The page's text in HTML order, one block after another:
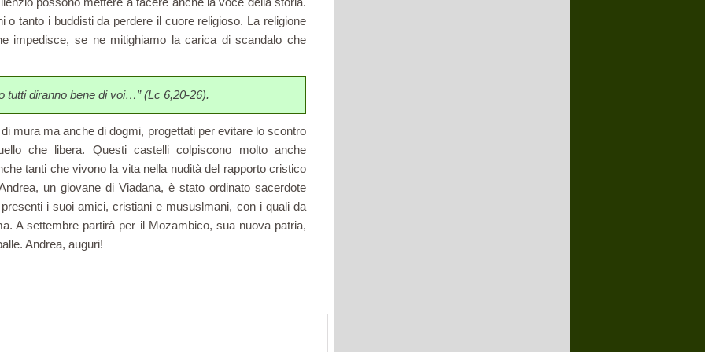
o tanto i buddisti da perdere il cuore religioso. La religione
impedisce, se ne mitighiamo la carica di scandalo che
tutti diranno bene di voi…” (Lc 6,20-26).
mura ma anche di dogmi, progettati per evitare lo scontro
che libera. Questi castelli colpiscono molto anche
tanti che vivono la vita nella nudità del rapporto cristico
un giovane di Viadana, è stato ordinato sacerdote
i suoi amici, cristiani e mususlmani, con i quali da
A settembre partirà per il Mozambico, sua nuova patria,
Andrea, auguri!